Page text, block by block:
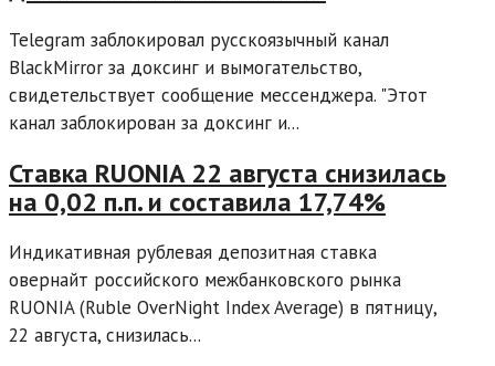
Telegram заблокировал русскоязычный канал
BlackMirror за доксинг и вымогательство,
свидетельствует сообщение мессенджера. "Этот
канал заблокирован за доксинг и...
Ставка RUONIA 22 августа снизилась
на 0,02 п.п. и составила 17,74%
Индикативная рублевая депозитная ставка
овернайт российского межбанковского рынка
RUONIA (Ruble OverNight Index Average) в пятницу,
22 августа, снизилась...